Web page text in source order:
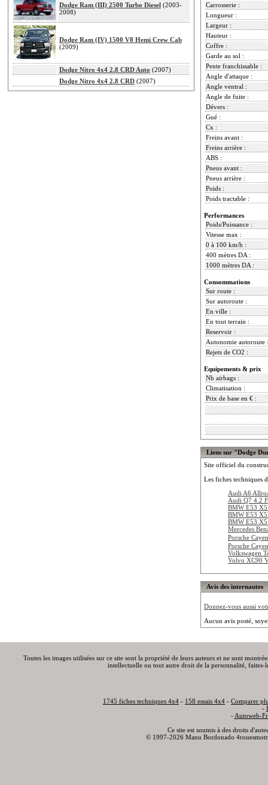
Dodge Ram (III) 2500 Turbo Diesel (2003-
2008)
Dodge Ram (IV) 1500 V8 Hemi Crew Cab
(2009)
Dodge Nitro 4x4 2.8 CRD Auto (2007)
Dodge Nitro 4x4 2.8 CRD (2007)
Carrosserie :
Longueur :
Largeur :
Hauteur :
Coffre :
Garde au sol :
Pente franchissable :
Angle d'attaque :
Angle ventral :
Angle de fuite :
Dévers :
Gué :
Cx :
Freins avant :
Freins arrière :
ABS :
Pneus avant :
Pneus arrière :
Poids :
Poids tractable :
Performances
Poids/Puissance :
Vitesse max :
0 à 100 km/h :
400 mètres DA :
1000 mètres DA :
Consommations
Sur route :
Sur autoroute :
En ville :
En tout terrain :
Reservoir :
Autonomie autoroute :
Rejets de CO2 :
Equipements & prix
Nb airbags :
Climatisation :
Prix de base en € :
Liens sur "Dodge
Site officiel du
Les fiches techniques
Audi A6
Audi Q7 4.2
BMW E53
BMW E53
BMW E53
Mercedes
Porsche
Porsche
Volkswagen
Volvo XC90
Avis des internautes
Donnez-vous aussi
Aucun avis posté,
Toutes les images utilisées sur ce site sont la propriété de leurs auteurs et ne sont
intellectuelle ou tout autre droit de la personnalité,
1745 fiches techniques 4x4 - 158 essais 4x4 - Comparer
-
- Autoweb-
Ce site est soumis à des droits
© 1997-2026 Manu Bordonado